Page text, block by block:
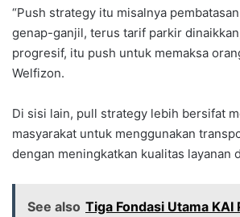
“Push strategy itu misalnya
genap-ganjil, terus tarif parkir
progresif, itu push untuk memaksa
Welfizon.
Di sisi lain, pull strategy lebih bersifat
masyarakat untuk menggunakan
dengan meningkatkan kualitas layanan
See also Tiga Fondasi Utama KAI